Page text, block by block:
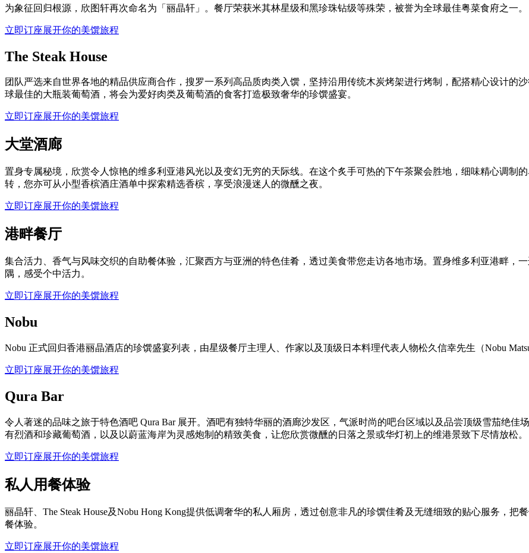
为象征回归根源，欣图轩再次命名为「丽晶轩」。餐厅荣获米其林星级和黑珍珠钻级等殊荣，被誉为全球最佳粤菜食府之一。
立即订座展开你的美馔旅程
The Steak House
团队严选来自世界各地的精品供应商合作，搜罗一系列高品质肉类入馔，坚持沿用传统木炭烤架进行烤制，配搭精心设计的
球最佳的大瓶装葡萄酒，将会为爱好肉类及葡萄酒的食客打造极致奢华的​​珍​​馔盛宴。
立即订座展开你的美馔旅程
大堂酒廊
置身专属秘境，欣赏令人惊艳的维多利亚港风光以及变幻无穷的天际线。在这个炙手可热的下午茶聚会胜地，细味精心调制
转，您亦可从小型香槟酒庄酒单中探索精选香槟，享受浪漫迷人的微醺之夜。
立即订座展开你的美馔旅程
港畔餐厅
集合活力、香气与风味交织的自助餐体验，汇聚西方与亚洲的特色佳肴，透过美食带您走访各地市场。置身维多利亚港畔，
隅，感受个中活力。
立即订座展开你的美馔旅程
Nobu
Nobu 正式回归香港丽晶酒店的珍馔盛宴列表，由星级餐厅主理人、作家以及顶级日本料理代表人物松久信幸先生（Nobu
立即订座展开你的美馔旅程
Qura Bar
令人著迷的品味之旅于特色酒吧 Qura Bar 展开。酒吧有独特华丽的酒廊沙发区，气派时尚的吧台区域以及品尝顶级雪茄绝佳
有烈酒和珍藏葡萄酒，以及以蔚蓝海岸为灵感炮制的精致美食，让您欣赏微醺的日落之景或华灯初上的维港景致下尽情放松。
立即订座展开你的美馔旅程
私人用餐体验
丽晶轩、The Steak House及Nobu Hong Kong提供低调奢华的私人厢房，透过创意非凡的珍馔佳肴及无缝细致的贴心服务，
餐体验。
立即订座展开你的美馔旅程